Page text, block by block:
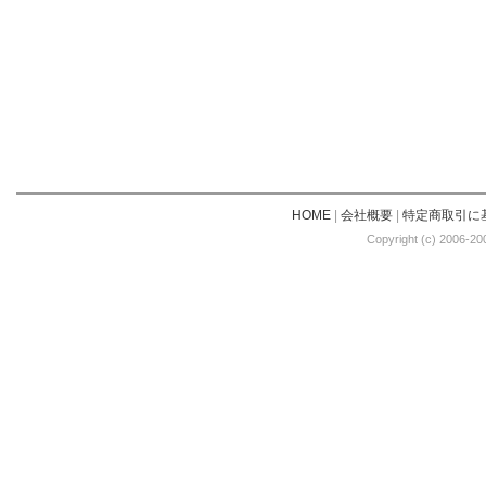
HOME| 会社概要| 特定商取引に
Copyright (c) 2006-